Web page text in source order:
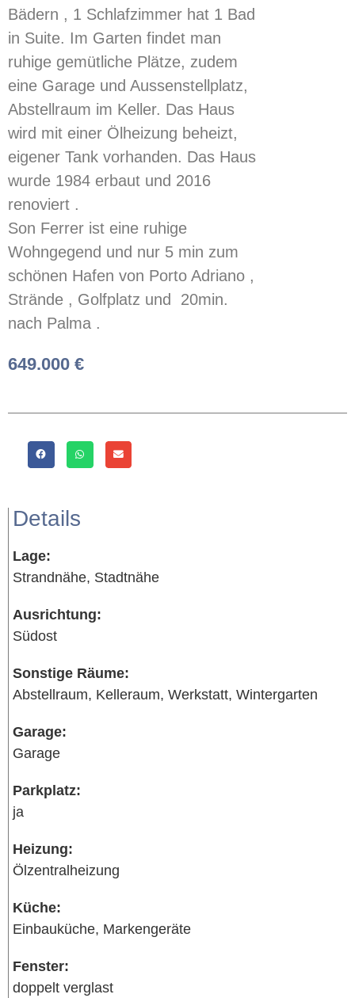
Bädern , 1 Schlafzimmer hat 1 Bad
in Suite. Im Garten findet man
ruhige gemütliche Plätze, zudem
eine Garage und Aussenstellplatz,
Abstellraum im Keller. Das Haus
wird mit einer Ölheizung beheizt,
eigener Tank vorhanden. Das Haus
wurde 1984 erbaut und 2016
renoviert .
Son Ferrer ist eine ruhige
Wohngegend und nur 5 min zum
schönen Hafen von Porto Adriano ,
Strände , Golfplatz und 20min.
nach Palma .
649.000 €
Details
Lage:
Strandnähe, Stadtnähe
Ausrichtung:
Südost
Sonstige Räume:
Abstellraum, Kelleraum, Werkstatt, Wintergarten
Garage:
Garage
Parkplatz:
ja
Heizung:
Ölzentralheizung
Küche:
Einbauküche, Markengeräte
Fenster:
doppelt verglast